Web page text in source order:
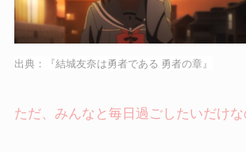
出典：『結城友奈は勇者である 勇者の章』
ただ、みんなと毎日過ごしたいだけな